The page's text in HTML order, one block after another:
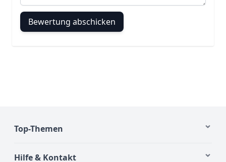
Bewertung abschicken
Top-Themen
Hilfe & Kontakt